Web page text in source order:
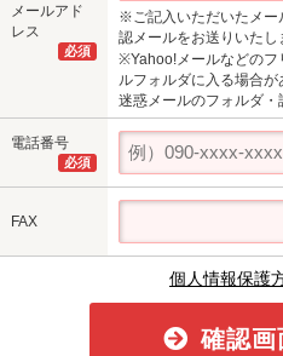
メールアド
レス
必須
※ご記入いただいたメー
認メールをお送りいたし
※Yahoo!メールなどのフ
ルフォルダに入る場合が
迷惑メールのフォルダ・
電話番号
必須
FAX
個人情報保護
確認画